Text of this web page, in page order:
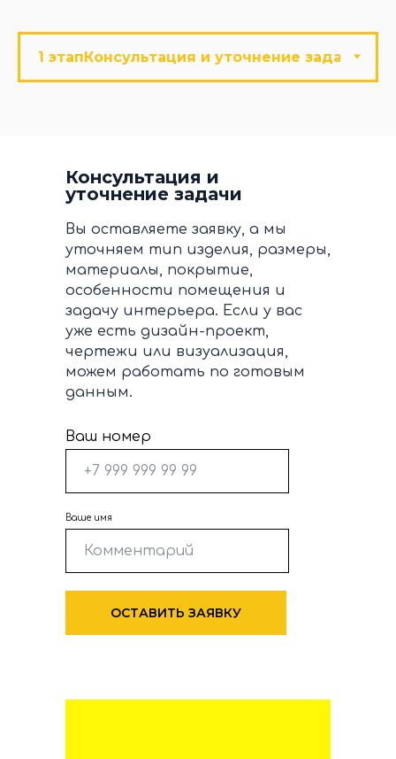
Консультация и
уточнение задачи
Вы оставляете заявку, а мы
уточняем тип изделия, размеры,
материалы, покрытие,
особенности помещения и
задачу интерьера. Если у вас
уже есть дизайн-проект,
чертежи или визуализация,
можем работать по готовым
данным.
Ваш номер
Ваше имя
ОСТАВИТЬ ЗАЯВКУ